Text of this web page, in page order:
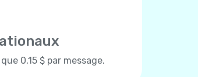
0,15 $ par message.